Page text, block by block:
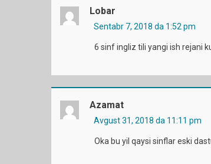
Lobar
Sentabr 7, 2018 da 1:52 pm
6 sinf ingliz tili yangi ish rejani
Azamat
Avgust 31, 2018 da 11:11 pm
Oka bu yil qaysi sinflar eski